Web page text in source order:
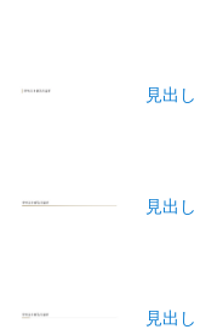
見出
見出
見出